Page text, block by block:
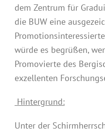
dem Zentrum für
die BUW eine
würde es begrüßen,
Promovierte des
exzellenten
Hintergrund:
Unter der